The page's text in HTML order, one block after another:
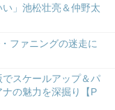
」池松壮亮＆仲野太
ファニングの迷走に
でスケールアップ＆パ
の魅力を深掘り【P